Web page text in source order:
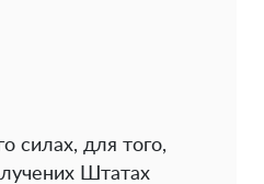
силах, для того,
Штатах